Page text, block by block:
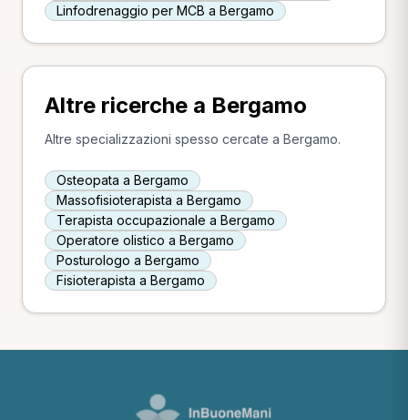
Linfodrenaggio per MCB a Bergamo
Altre ricerche a Bergamo
Altre specializzazioni spesso cercate a Bergamo.
Osteopata a Bergamo
Massofisioterapista a Bergamo
Terapista occupazionale a Bergamo
Operatore olistico a Bergamo
Posturologo a Bergamo
Fisioterapista a Bergamo